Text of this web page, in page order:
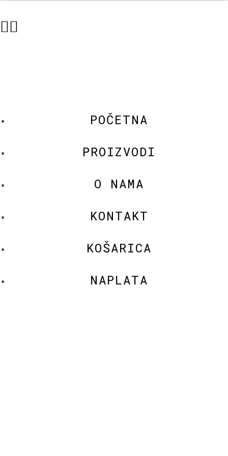
POČETNA
PROIZVODI
O NAMA
KONTAKT
KOŠARICA
NAPLATA